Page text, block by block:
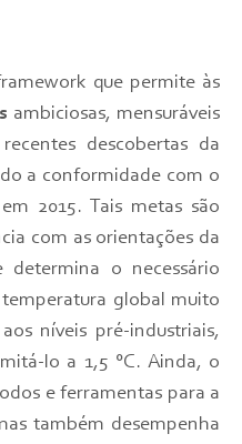
que permite às
ambiciosas, mensuráveis
descobertas da
a conformidade com o
2015. Tais metas são
com as orientações da
determina o necessário
global muito
níveis pré-industriais,
lo a 1,5 °C. Ainda, o
e ferramentas para a
também desempenha